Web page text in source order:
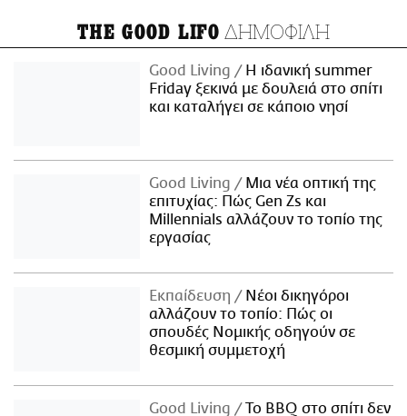
THE GOOD LIFO ΔΗΜΟΦΙΛΗ
Good Living
Η ιδανική summer
Friday ξεκινά με δουλειά στο σπίτι
και καταλήγει σε κάποιο νησί
Good Living
Μια νέα οπτική της
επιτυχίας: Πώς Gen Zs και
Millennials αλλάζουν το τοπίο της
εργασίας
Εκπαίδευση
Νέοι δικηγόροι
αλλάζουν το τοπίο: Πώς οι
σπουδές Νομικής οδηγούν σε
θεσμική συμμετοχή
Good Living
Το BBQ στο σπίτι δεν